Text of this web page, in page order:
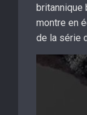
britannique
montre en
de la série